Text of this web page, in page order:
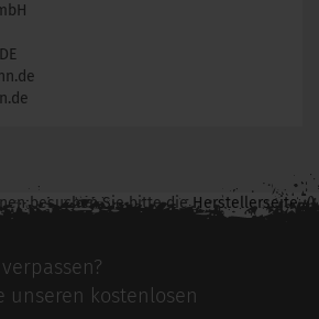
besuchen Sie bitte dieHerstellerseite
unseren kostenlosen